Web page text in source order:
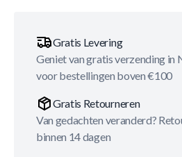
Gratis Levering
Geniet van gratis verzending in
voor bestellingen boven €100
Gratis Retourneren
Van gedachten veranderd?
binnen 14 dagen